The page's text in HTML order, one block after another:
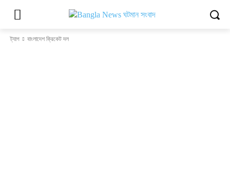
ট্যাগ বাংলাদেশ ক্রিকেট দল